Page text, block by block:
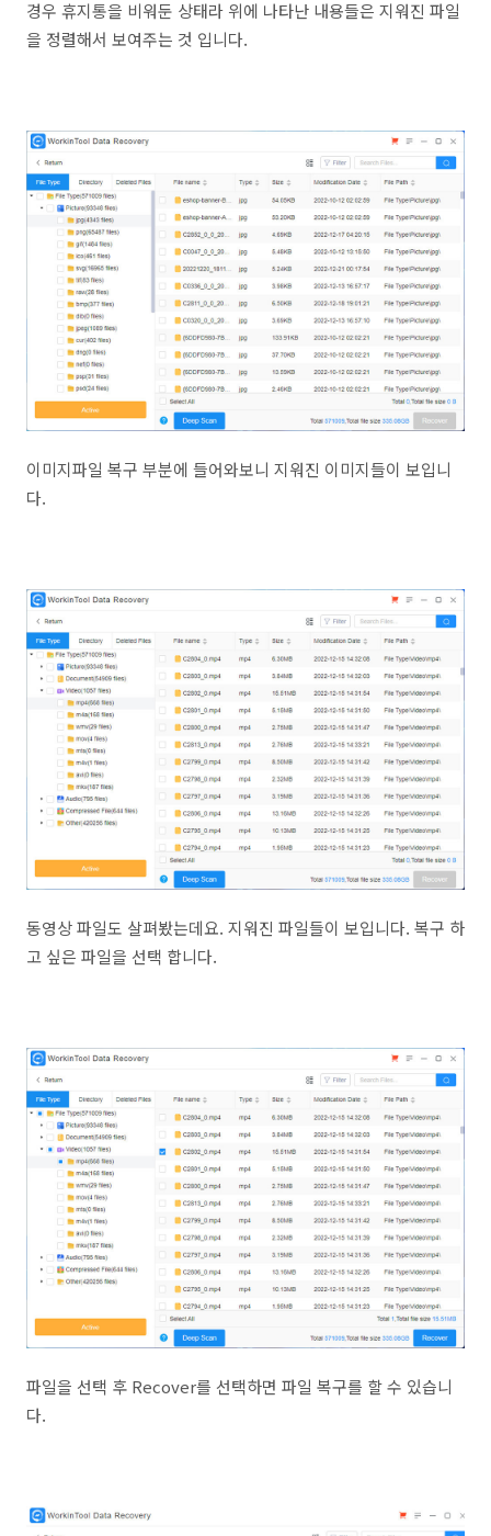
경우 휴지통을 비워둔 상태라 위에 나타난 내용들은 지워진 파일
을 정렬해서 보여주는 것 입니다.
이미지파일 복구 부분에 들어와보니 지워진 이미지들이 보입니
다.
동영상 파일도 살펴봤는데요. 지워진 파일들이 보입니다. 복구 하
고 싶은 파일을 선택 합니다.
파일을 선택 후 Recover를 선택하면 파일 복구를 할 수 있습니
다.